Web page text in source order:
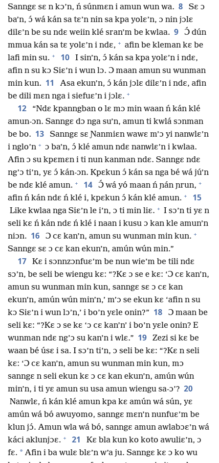
Sanngɛ sɛ n kɔ’n, ń súnmɛn i amun wun wa. 8
Sɛ ɔ
ba’n, ɔ́ wá kán sa tɛ’n nin sa kpa yolɛ’n, ɔ nin jɔlɛ
dilɛ’n be su ndɛ weiin klé sran’m be kwlaa. 9
Ɔ́ dún
mmua kán sa tɛ yolɛ’n i ndɛ, + afin be kleman kɛ be
lafi min su. + 10
I sin’n, ɔ́ kán sa kpa yolɛ’n i ndɛ,
afin n su kɔ Siɛ’n i wun lɔ. Ɔ maan amun su wunman
min kun. 11
Asa ekun’n, ɔ́ kán jɔlɛ dilɛ’n i ndɛ, afin
be dili mɛn nga i siefuɛ’n i jɔlɛ. +
12
“Ndɛ kpanngban o lɛ mɔ min waan ń kán klé
amun-ɔn. Sanngɛ dɔ nga su’n, amun ti kwlá sɔnman
be bo. 13
Sanngɛ sɛ Ɲanmiɛn wawɛ m’ɔ yi nanwlɛ’n
i nglo’n + ɔ ba’n, ɔ́ klé amun ndɛ nanwlɛ’n i kwlaa.
Afin ɔ su kpɛmɛn i ti nun kanman ndɛ. Sanngɛ ndɛ
ng’ɔ ti’n, yɛ ɔ́ kán-ɔn. Kpɛkun ɔ́ kán sa nga bé wá jú’n
be ndɛ klé amun. + 14 Ɔ́ wá yó maan ń ɲán ɲrun, +
afin ń kán ndɛ ń klé i, kpɛkun ɔ́ kán klé amun. + 15
Like kwlaa nga Siɛ’n le i’n, ɔ ti min liɛ. + I sɔ’n ti yɛ n
seli kɛ ń kán ndɛ ń klé i naan i kusu ɔ kan kle amun’n
niɔn. 16 Ɔ cɛ kan’n, amun su wunman min kun. +
Sanngɛ sɛ ɔ cɛ kan ekun’n, amún wún min.”
17
Kɛ i sɔnnzɔnfuɛ’m be nun wie’m be tili ndɛ
sɔ’n, be seli be wiengu kɛ: “?Kɛ ɔ se e kɛ: ‘Ɔ cɛ kan’n,
amun su wunman min kun, sanngɛ sɛ ɔ cɛ kan
ekun’n, amún wún min’n,’ m’ɔ se ekun kɛ ‘afin n su
kɔ Siɛ’n i wun lɔ’n,’ i bo’n yɛle onin?” 18
Ɔ maan be
seli kɛ: “?Kɛ ɔ se kɛ ‘ɔ cɛ kan’n’ i bo’n yɛle onin? E
wunman ndɛ ng’ɔ su kan’n i wlɛ.” 19
Zezi si kɛ be
waan bé úsɛ i sa. I sɔ’n ti’n, ɔ seli be kɛ: “?Kɛ n seli
kɛ: ‘Ɔ cɛ kan’n, amun su wunman min kun, mɔ
sanngɛ n seli ekun kɛ ɔ cɛ kan ekun’n, amún wún
min’n, i ti yɛ amun su usa amun wiengu sa-ɔ’? 20
Nanwlɛ, ń kán klé amun kpa kɛ amún wá sún, yɛ
amún wá bó awuyomo, sanngɛ mɛn’n nunfuɛ’m be
klun jɔ́. Amun wla wá bó, sanngɛ amun awlabɔɛ’n wá
káci aklunjɔɛ. + 21
Kɛ bla kun ko koto awuliɛ’n, ɔ
fɛ. * Afin i ba wulɛ blɛ’n w’a ju. Sanngɛ kɛ ɔ ko wu